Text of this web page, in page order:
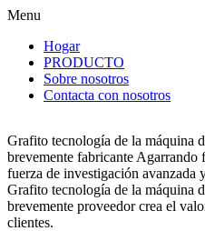
Menu
Hogar
PRODUCTO
Sobre nosotros
Contacta con nosotros
Grafito tecnología de la máquina
brevemente fabricante Agarrando
fuerza de investigación avanzada
Grafito tecnología de la máquina
brevemente proveedor crea el
clientes.